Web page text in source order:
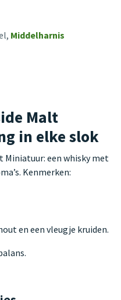
Middelharnis
Malt
in elke slok
Miniatuur: een whisky met
Kenmerken:
en een vleugje kruiden.